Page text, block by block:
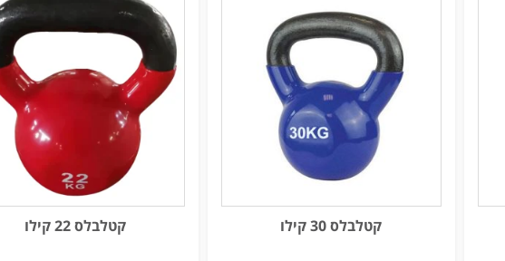
קטלבלס 30 קילו קטלבלס 22 קילו